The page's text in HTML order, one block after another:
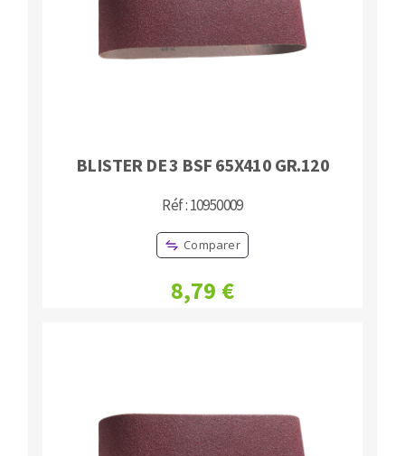
BLISTER DE 3 BSF 65X410 GR.120
Réf : 10950009
Comparer
8,79 €